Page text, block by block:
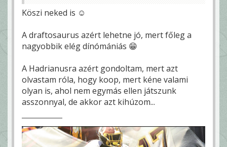
Köszi neked is ☺️
A draftosaurus azért lehetne jó, mert főleg a
nagyobbik elég dínómániás 😁
A Hadrianusra azért gondoltam, mert azt
olvastam róla, hogy koop, mert kéne valami
olyan is, ahol nem egymás ellen játszunk
asszonnyal, de akkor azt kihúzom...